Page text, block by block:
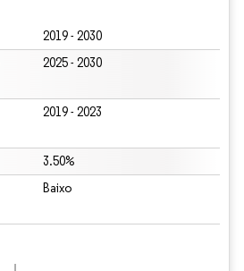
2019 - 2030
2025 - 2030
2019 - 2023
3.50%
Baixo